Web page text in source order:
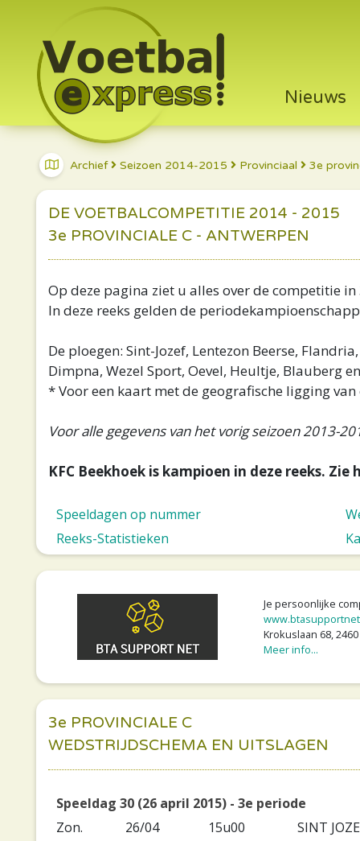
Nieuws
Archief Seizoen 2014-2015 Provinciaal 3e
DE VOETBALCOMPETITIE 2014 - 2015
3e PROVINCIALE C - ANTWERPEN
Op deze pagina ziet u alles over de competitie in
In deze reeks gelden de
De ploegen: Sint-Jozef, Lentezon Beerse,
Dimpna, Wezel Sport, Oevel, Heultje, Blauberg
* Voor een kaart met de geografische ligging
Voor alle gegevens van het vorig seizoen 2013-
KFC Beekhoek is kampioen in deze reeks. Zie
Speeldagen op nummer
Reeks-Statistieken
Je persoonlijke
Krokuslaan 68,
Meer info...
3e PROVINCIALE C
WEDSTRIJDSCHEMA EN UITSLAGEN
Speeldag 30 (26 april 2015) - 3e periode
Zon.
26/04 15u00
SINT